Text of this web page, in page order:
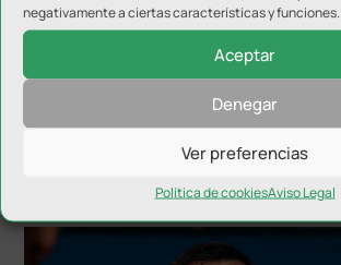
negativamente a ciertas características y funciones.
Aceptar
Denegar
Ver preferencias
Política de cookiesAviso Legal
Hugo Díaz anuncia su retirada